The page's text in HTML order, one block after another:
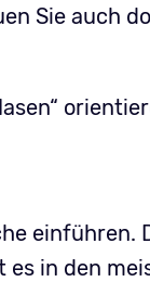
Sie auch
einführen.
es in den